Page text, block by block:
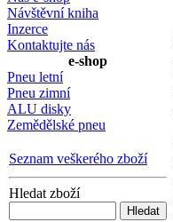
Návštěvní kniha
Inzerce
Kontaktujte nás
e-shop
Pneu letní
Pneu zimní
ALU disky
Zemědělské pneu
Seznam veškerého zboží
Hledat zboží